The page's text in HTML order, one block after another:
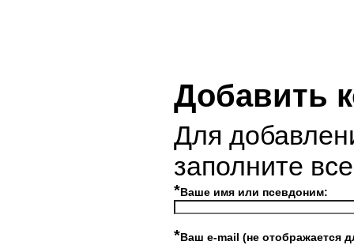
Добавить
Для
заполните
*Ваше имя или псевдоним:
*Ваш e-mail (не отображается